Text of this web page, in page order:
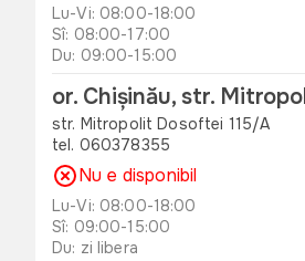
Lu-Vi: 08:00-18:00
Sî: 08:00-17:00
Du: 09:00-15:00
or. Chișinău, str.
str. Mitropolit Dosoftei 115/A
tel. 060378355
Nu e disponibil
Lu-Vi: 08:00-18:00
Sî: 09:00-15:00
Du: zi libera